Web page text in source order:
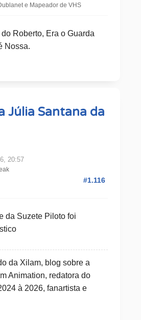
e Mapeador de VHS
Roberto, Era o Guarda
Nossa.
Júlia Santana da
20:57
#1.116
da Suzete Piloto foi
da Xilam, blog sobre a
Animation, redatora do
à 2026, fanartista e